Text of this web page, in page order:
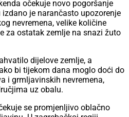
očekuje novo pogoršanje
je narančasto upozorenje
nevremena, velike količine
za ostatak zemlje na snazi žuto
dijelove zemlje, a
bi tijekom dana moglo doći do
i grmljavinskih nevremena,
uz obalu.
se promjenljivo oblačno